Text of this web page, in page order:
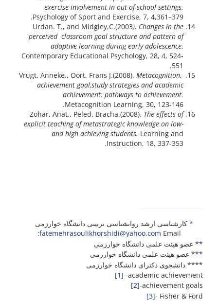
exercise involvement in out-of-school settings.
Psychology of Sport and Exercise, 7, 4,361–379.
Urdan. T., and Midgley,C.(2003). Changes in the
perceived classroom goal structure and pattern of
adaptive learning during early adolescence.
Contemporary Educational Psychology, 28, 4, 524-
551.
Metacognition,
achievement goal,study strategies and academic
achievement: pathways to achievement.
Metacognition Learning, 30, 123-146.
Zohar, Anat., Peled, Bracha.(2008). The effects of
explicit teaching of metastrategic knowledge on low-
and high achieving students. Learning and
Instruction, 18, 337-353.
* کارشناسی ارشد روانشناسی تربیتی دانشگاه خوارزمی
fatemehrasoulikhorshidi@yahoo.com Email:
** عضو هیئت علمی دانشگاه خوارزمی
*** عضو هیئت علمی دانشگاه خوارزمی
**** دانشجوی دکترای دانشگاه خوارزمی
[1] -academic achievement
[2]-achievement goals
[3]- Fisher & Ford